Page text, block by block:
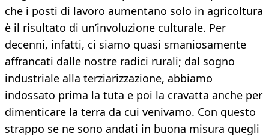
che i posti di lavoro aumentano solo in agricoltura
è il risultato di un’involuzione culturale. Per
decenni, infatti, ci siamo quasi smaniosamente
affrancati dalle nostre radici rurali; dal sogno
industriale alla terziarizzazione, abbiamo
indossato prima la tuta e poi la cravatta anche per
dimenticare la terra da cui venivamo. Con questo
strappo se ne sono andati in buona misura quegli